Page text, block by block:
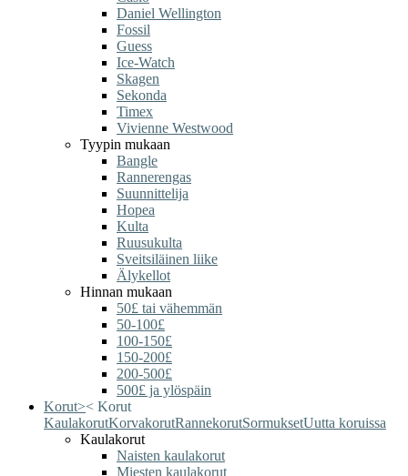
Daniel Wellington
Fossil
Guess
Ice-Watch
Skagen
Sekonda
Timex
Vivienne Westwood
Tyypin mukaan
Bangle
Rannerengas
Suunnittelija
Hopea
Kulta
Ruusukulta
Sveitsiläinen liike
Älykellot
Hinnan mukaan
50£ tai vähemmän
50-100£
100-150£
150-200£
200-500£
500£ ja ylöspäin
Korut>< Korut
KaulakorutKorvakorutRannekorutSormuksetUutta koruissa
Kaulakorut
Naisten kaulakorut
Miesten kaulakorut